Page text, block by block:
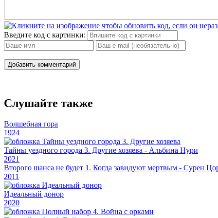
17
18
19
Введите код с картинки:
Добавить комментарий
Слушайте также
Волшебная гора
1924
Тайны уездного города 3. Другие хозяева - Альбина Нури
2021
Второго шанса не будет 1. Когда завидуют мертвым - Сурен
2011
Идеальный донор
2020